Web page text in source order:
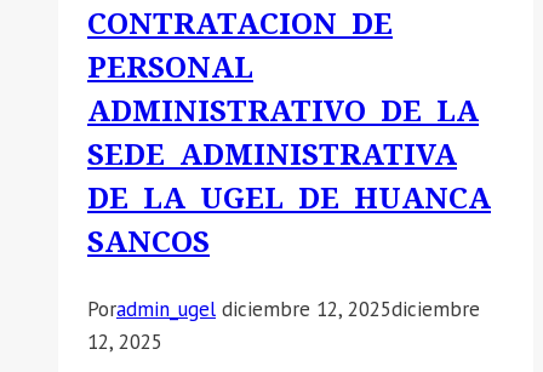
CONTRATACION DE
PERSONAL
ADMINISTRATIVO DE LA
SEDE ADMINISTRATIVA
DE LA UGEL DE HUANCA
SANCOS
Poradmin_ugel diciembre 12, 2025diciembre
12, 2025